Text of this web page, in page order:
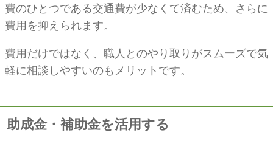
費のひとつである交通費が少なくて済むため、さらに
費用を抑えられます。
費用だけではなく、職人とのやり取りがスムーズで気
軽に相談しやすいのもメリットです。
助成金・補助金を活用する